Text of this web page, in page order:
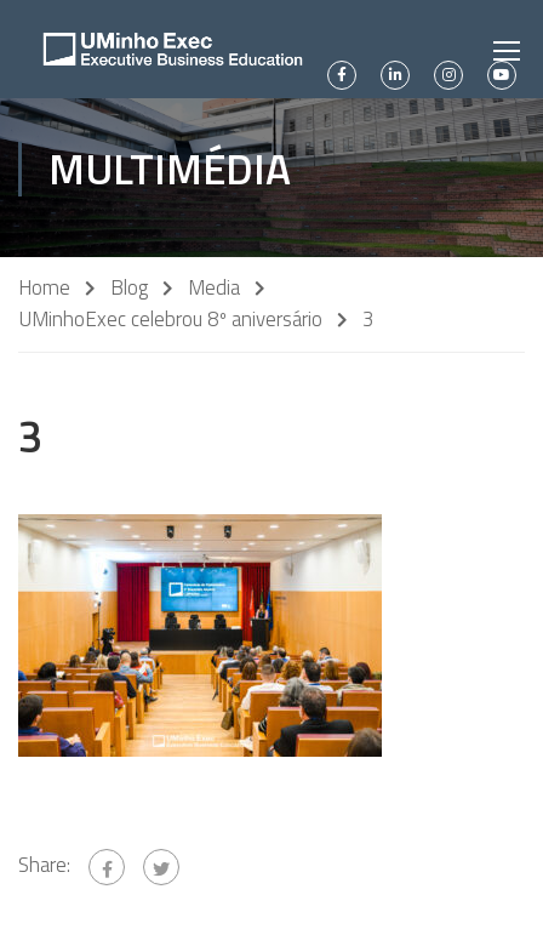
MULTIMÉDIA
Home Blog
Media
UMinhoExec celebrou 8º aniversário
3
3
Share: